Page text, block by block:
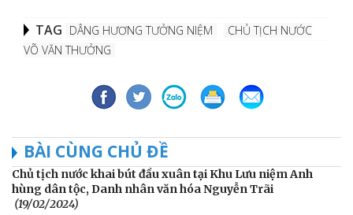
TAG DÂNG HƯƠNG TƯỞNG NIỆM
CHỦ TỊCH NƯỚC
VÕ VĂN THƯỞNG
BÀI CÙNG CHỦ ĐỀ
Chủ tịch nước khai bút đầu xuân tại Khu Lưu niệm Anh
hùng dân tộc, Danh nhân văn hóa Nguyễn Trãi
(19/02/2024)